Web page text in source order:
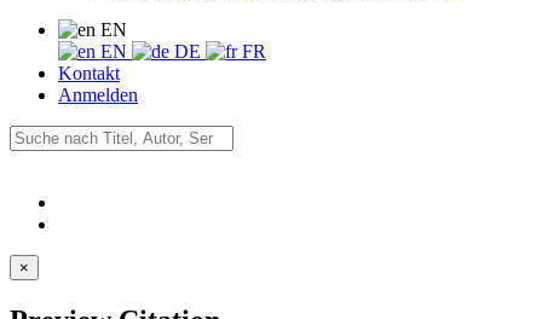
EN
EN
DE
FR
Kontakt
Anmelden
×